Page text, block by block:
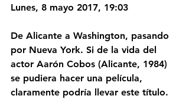
Lunes, 8 mayo 2017, 19:03
De Alicante a Washington, pasando
por Nueva York. Si de la vida del
actor Aarón Cobos (Alicante, 1984)
se pudiera hacer una película,
claramente podría llevar este título.